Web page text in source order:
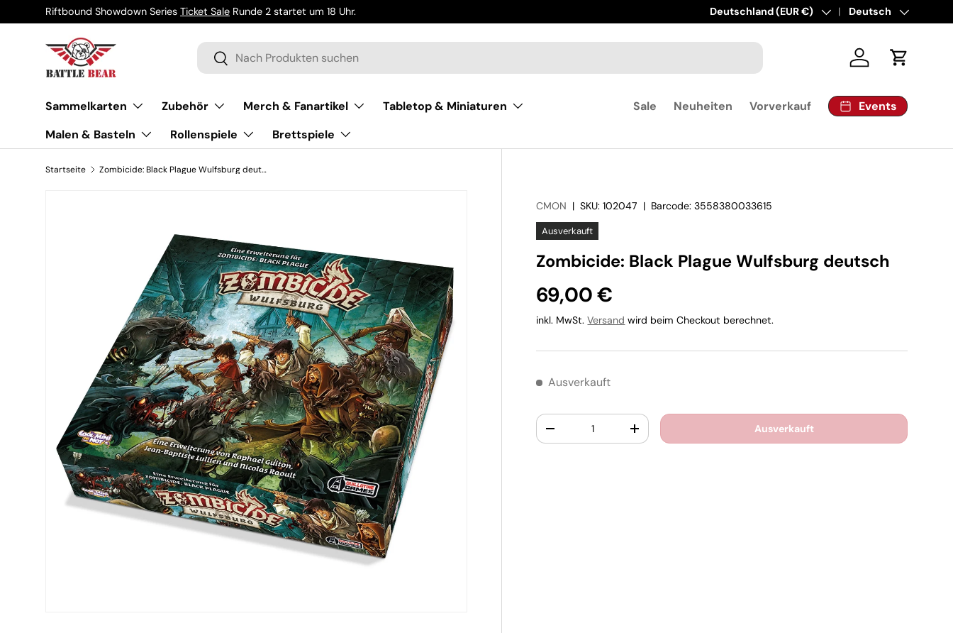
Direkt zum Inhalt
Riftbound Showdown Series Ticket Sale Runde 2 startet um 18 Uhr. Land/Region
Deutschland (EUR €) SpracheDeutsch
Suchen
Suchen Einloggen
Sammelkarten Zubehör Merch & Fanartikel
Tabletop & Miniaturen
Malen & Basteln
Rollenspiele Brettspiele
Sale Neuheiten Vorverkauf Events
Startseite Zombicide: Black Plague Wulfsburg deutsch
CMON |SKU: 102047 | Barcode: 3558380033615
Ausverkauft
Zombicide: Black Plague Wulfsburg deutsch
69,00 €
inkl. MwSt.Versand wird beim Checkout berechnet.
Ausverkauft
Anzahl
-
+ Ausverkauft